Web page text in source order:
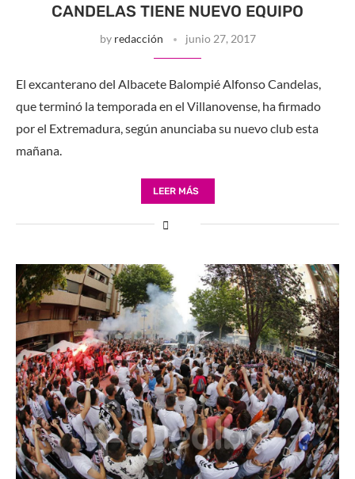
CANDELAS TIENE NUEVO EQUIPO
by redacción junio 27, 2017
El excanterano del Albacete Balompié Alfonso Candelas,
que terminó la temporada en el Villanovense, ha firmado
por el Extremadura, según anunciaba su nuevo club esta
mañana.
LEER MÁS